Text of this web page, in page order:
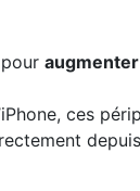
augmenter
ces